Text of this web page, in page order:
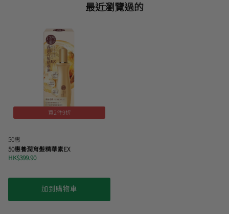
最近瀏覽過的
買2件9折
50惠
50惠養潤育髮精華素EX
HK$399.90
加到購物車